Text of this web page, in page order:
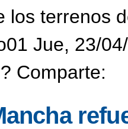
los terrenos
Jue, 23/
Comparte: